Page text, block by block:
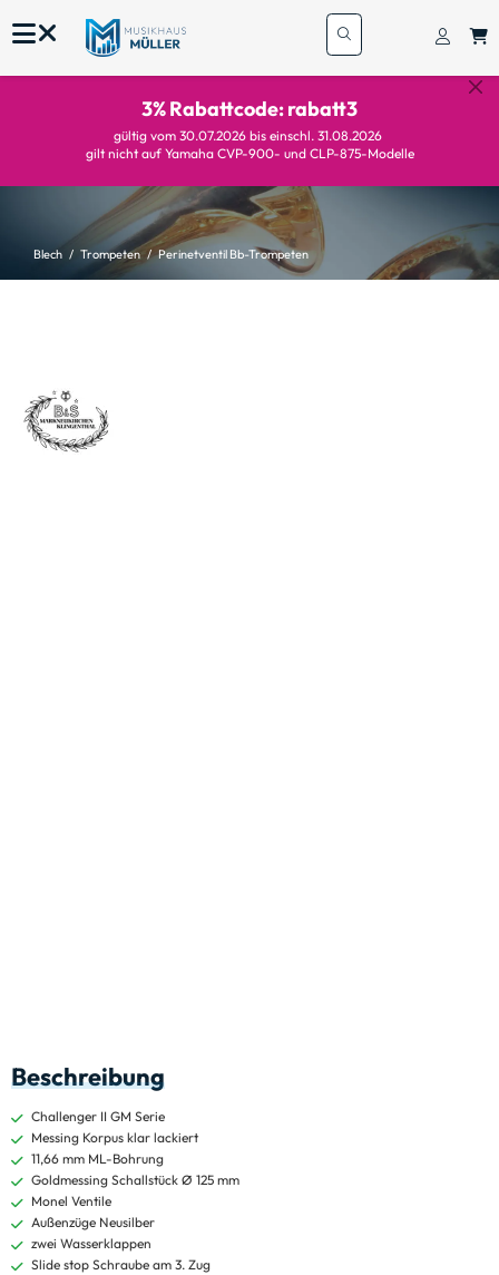
3% Rabattcode: rabatt3
gültig vom 30.07.2026 bis einschl. 31.08.2026
gilt nicht auf Yamaha CVP-900- und CLP-875-Modelle
Blech Trompeten Perinetventil Bb-Trompeten
Beschreibung
Challenger II GM Serie
Messing Korpus klar lackiert
11,66 mm ML-Bohrung
Goldmessing Schallstück Ø 125 mm
Monel Ventile
Außenzüge Neusilber
zwei Wasserklappen
Slide stop Schraube am 3. Zug